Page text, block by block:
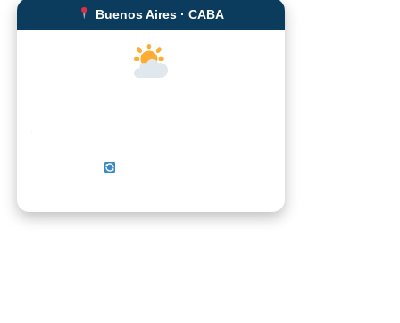
Buenos Aires · CABA